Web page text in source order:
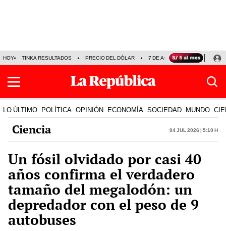
HOY TINKA RESULTADOS PRECIO DEL DÓLAR 7 DE AGOSTO OLLANTA
LO ÚLTIMO POLÍTICA OPINIÓN ECONOMÍA SOCIEDAD MUNDO
Ciencia 04 Jul 2026 | 5:10 h
Un fósil olvidado por casi 40
años confirma el verdadero
tamaño del megalodón: un
depredador con el peso de 9
autobuses